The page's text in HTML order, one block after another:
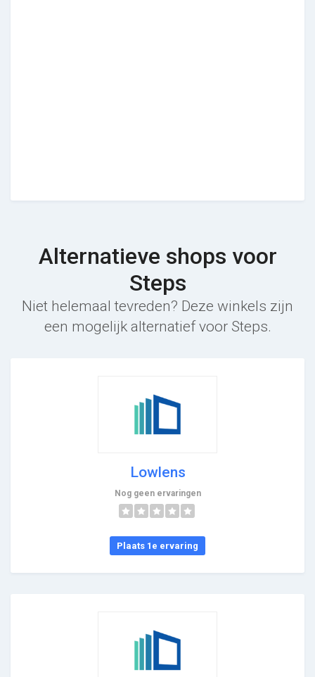
Alternatieve shops voor
Steps
Niet helemaal tevreden? Deze winkels zijn
een mogelijk alternatief voor Steps.
Lowlens
Nog geen ervaringen
Plaats 1e ervaring